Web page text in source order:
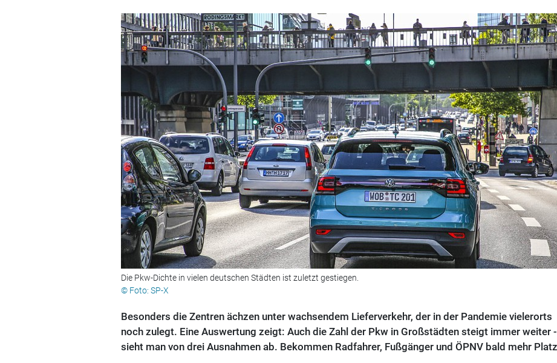
Die Pkw-Dichte in vielen deutschen Städten ist zuletzt gestiegen.
© Foto: SP-X
Besonders die Zentren ächzen unter wachsendem Lieferverkehr, der in der Pandemie vielerorts
noch zulegt. Eine Auswertung zeigt: Auch die Zahl der Pkw in Großstädten steigt immer weiter -
sieht man von drei Ausnahmen ab. Bekommen Radfahrer, Fußgänger und ÖPNV bald mehr